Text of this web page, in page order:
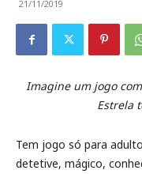
21/11/2019
Imagine um jogo
Estrela
Tem jogo só para
detetive, mágico,